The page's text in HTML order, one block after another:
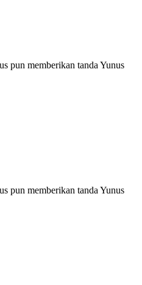
pun memberikan tanda Yunus
pun memberikan tanda Yunus